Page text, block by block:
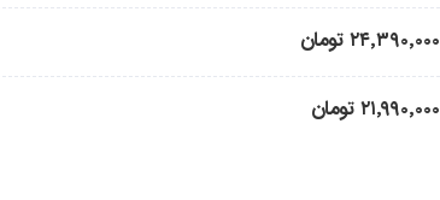
۲۴٬۳۹۰٬۰۰۰ تومان
۲۱٬۹۹۰٬۰۰۰ تومان